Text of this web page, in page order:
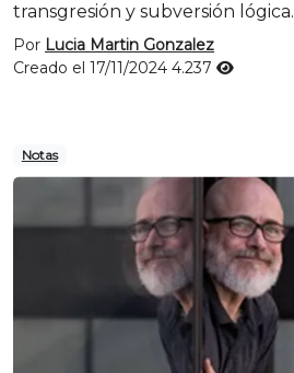
transgresión y subversión lógica.
Por Lucia Martin Gonzalez
Creado el 17/11/2024 4.237
Notas